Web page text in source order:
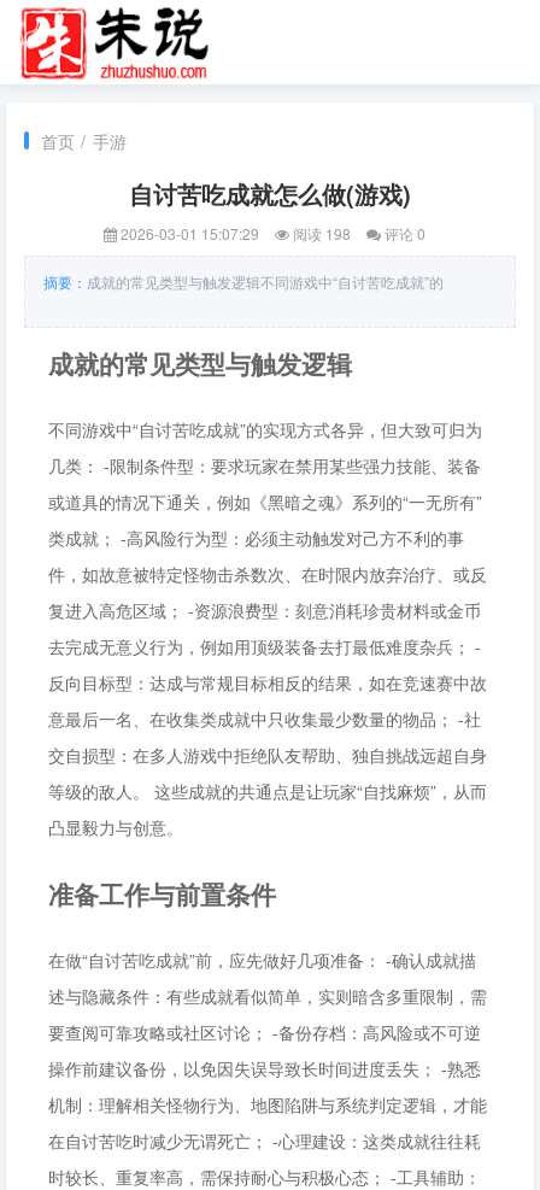
首页 / 手游
自讨苦吃成就怎么做(游戏)
2026-03-01 15:07:29 阅读 198 评论 0
摘要： 成就的常见类型与触发逻辑不同游戏中“自讨苦吃成就”的
成就的常见类型与触发逻辑
不同游戏中“自讨苦吃成就”的实现方式各异，但大致可归为
几类： -限制条件型：要求玩家在禁用某些强力技能、装备
或道具的情况下通关，例如《黑暗之魂》系列的“一无所有”
类成就； -高风险行为型：必须主动触发对己方不利的事
件，如故意被特定怪物击杀数次、在时限内放弃治疗、或反
复进入高危区域； -资源浪费型：刻意消耗珍贵材料或金币
去完成无意义行为，例如用顶级装备去打最低难度杂兵； -
反向目标型：达成与常规目标相反的结果，如在竞速赛中故
意最后一名、在收集类成就中只收集最少数量的物品； -社
交自损型：在多人游戏中拒绝队友帮助、独自挑战远超自身
等级的敌人。 这些成就的共通点是让玩家“自找麻烦”，从而
凸显毅力与创意。
准备工作与前置条件
在做“自讨苦吃成就”前，应先做好几项准备： -确认成就描
述与隐藏条件：有些成就看似简单，实则暗含多重限制，需
要查阅可靠攻略或社区讨论； -备份存档：高风险或不可逆
操作前建议备份，以免因失误导致长时间进度丢失； -熟悉
机制：理解相关怪物行为、地图陷阱与系统判定逻辑，才能
在自讨苦吃时减少无谓死亡； -心理建设：这类成就往往耗
时较长、重复率高，需保持耐心与积极心态； -工具辅助：